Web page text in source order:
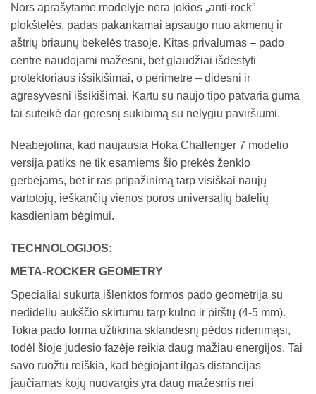
Nors aprašytame modelyje nėra jokios „anti-rock”
plokštelės, padas pakankamai apsaugo nuo akmenų ir
aštrių briaunų bekelės trasoje. Kitas privalumas – pado
centre naudojami mažesni, bet glaudžiai išdėstyti
protektoriaus išsikišimai, o perimetre – didesni ir
agresyvesni išsikišimai. Kartu su naujo tipo patvaria guma
tai suteikė dar geresnį sukibimą su nelygiu paviršiumi.
Neabejotina, kad naujausia Hoka Challenger 7 modelio
versija patiks ne tik esamiems šio prekės ženklo
gerbėjams, bet ir ras pripažinimą tarp visiškai naujų
vartotojų, ieškančių vienos poros universalių batelių
kasdieniam bėgimui.
TECHNOLOGIJOS:
META-ROCKER GEOMETRY
Specialiai sukurta išlenktos formos pado geometrija su
nedideliu aukščio skirtumu tarp kulno ir pirštų (4-5 mm).
Tokia pado forma užtikrina sklandesnį pėdos ridenimąsi,
todėl šioje judesio fazėje reikia daug mažiau energijos. Tai
savo ruožtu reiškia, kad bėgiojant ilgas distancijas
jaučiamas kojų nuovargis yra daug mažesnis nei